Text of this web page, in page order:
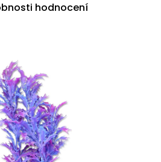
hodnocení